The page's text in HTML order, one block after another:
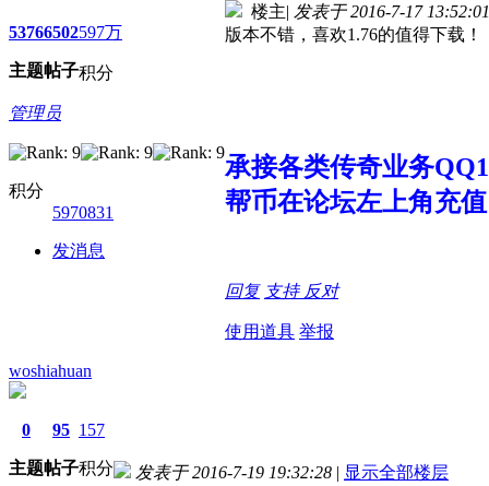
5376
主题
6502
帖子
597万
积分
管理员
积分
5970831
发消息
楼主| 发表于 2016-7-17 13:52:01
版本不错，喜欢1.76的值得下载！
承接各类传奇业务
帮币在论坛左上角充
回复 支持 反对
使用道具 举报
woshiahuan
0
主题
95
帖子
157
积分 发表于 2016-7-19 19:32:28 | 显示全部楼层